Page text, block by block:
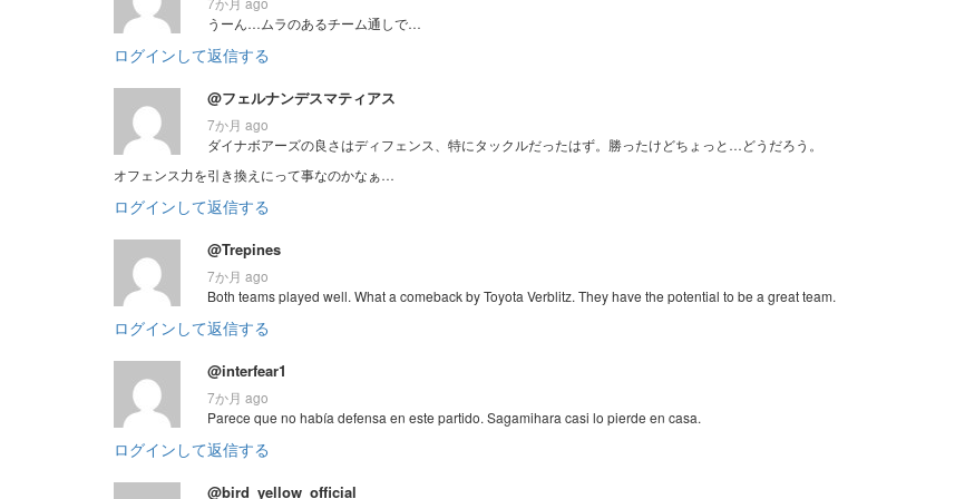
うーん…ムラのあるチーム通しで…
ログインして返信する
@フェルナンデスマティアス
7か月 ago
ダイナボアーズの良さはディフェンス、特にタックルだったはず。勝ったけどちょっと…どうだろう。
オフェンス力を引き換えにって事なのかなぁ…
ログインして返信する
@Trepines
7か月 ago
Both teams played well. What a comeback by Toyota Verblitz. They have the potential to be a great team.
ログインして返信する
@interfear1
7か月 ago
Parece que no había defensa en este partido. Sagamihara casi lo pierde en casa.
ログインして返信する
@bird_yellow_official